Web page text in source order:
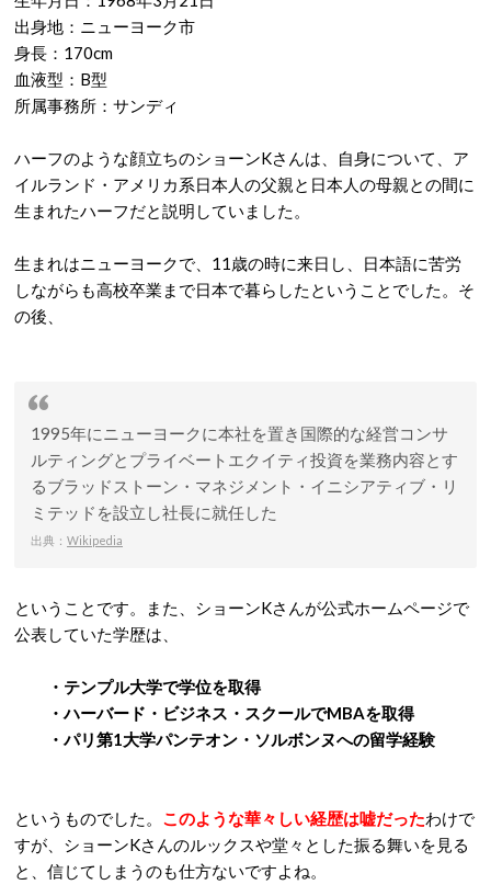
出身地：ニューヨーク市
身長：170cm
血液型：B型
所属事務所：サンディ
ハーフのような顔立ちのショーンKさんは、自身について、ア
イルランド・アメリカ系日本人の父親と日本人の母親との間に
生まれたハーフだと説明していました。
生まれはニューヨークで、11歳の時に来日し、日本語に苦労
しながらも高校卒業まで日本で暮らしたということでした。そ
の後、
1995年にニューヨークに本社を置き国際的な経営コンサ
ルティングとプライベートエクイティ投資を業務内容とす
るブラッドストーン・マネジメント・イニシアティブ・リ
ミテッドを設立し社長に就任した
出典： Wikipedia
ということです。また、ショーンKさんが公式ホームページで
公表していた学歴は、
・テンプル大学で学位を取得
・ハーバード・ビジネス・スクールでMBAを取得
・パリ第1大学パンテオン・ソルボンヌへの留学経験
というものでした。 このような華々しい経歴は嘘だったわけで
すが、ショーンKさんのルックスや堂々とした振る舞いを見る
と、信じてしまうのも仕方ないですよね。